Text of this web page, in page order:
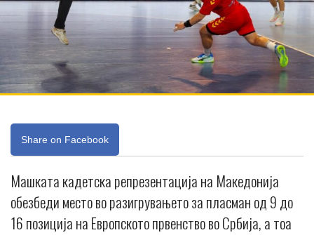
Share on Facebook
Машката кадетска репрезентација на Македонија
обезбеди место во разигрувањето за пласман од 9 до
16 позиција на Европското првенство во Србија, а тоа